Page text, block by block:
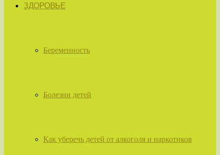
ЗДОРОВЬЕ
Беременность
Болезни детей
Как уберечь детей от алкоголя и наркотиков